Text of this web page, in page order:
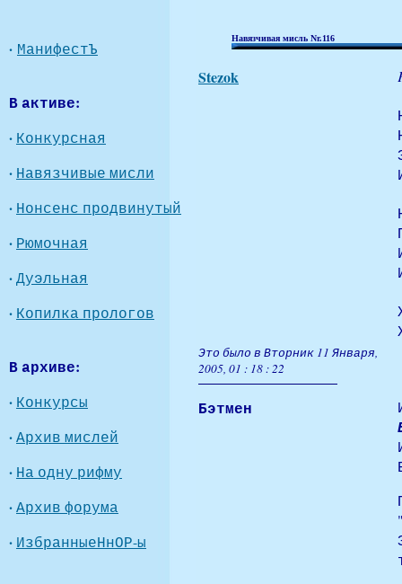
· МанифестЪ
В активе:
· Конкурсная
· Навязчивые мисли
· Нонсенс продвинутый
· Рюмочная
·Дуэльная
· Копилка прологов
В архиве:
· Конкурсы
·Архив мислей
· На одну рифму
·Архив форума
· ИзбранныеНнОР-ы
Навязчивая мисль Nr.116
Stezok
Это было в Вторник 11 Января,
2005, 01 : 18 : 22
Бэтмен